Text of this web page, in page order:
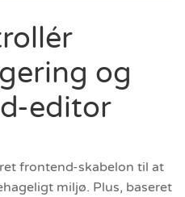
og
editor
frontend-skabelon til at
miljø. Plus, baseret